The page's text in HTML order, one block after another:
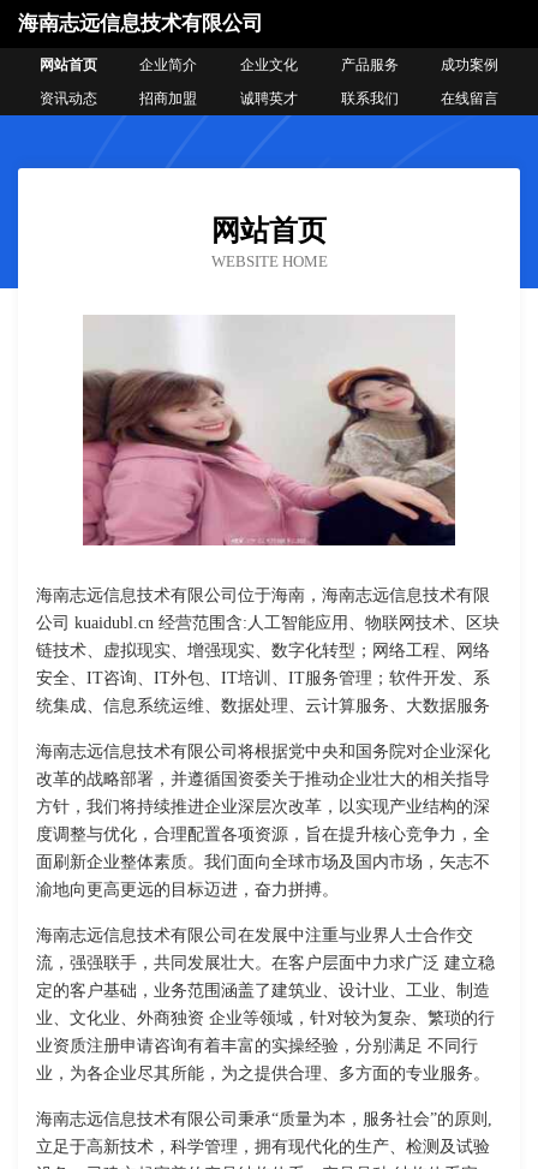
海南志远信息技术有限公司
网站首页 企业简介 企业文化 产品服务
成功案例
资讯动态
招商加盟 诚聘英才 联系我们 在线留言
网站首页
WEBSITE HOME
海南志远信息技术有限公司位于海南，海南志远信息技术有限
公司 kuaidubl.cn 经营范围含:人工智能应用、物联网技术、区块
链技术、虚拟现实、增强现实、数字化转型；网络工程、网络
安全、IT咨询、IT外包、IT培训、IT服务管理；软件开发、系
统集成、信息系统运维、数据处理、云计算服务、大数据服务
海南志远信息技术有限公司将根据党中央和国务院对企业深化
改革的战略部署，并遵循国资委关于推动企业壮大的相关指导
方针，我们将持续推进企业深层次改革，以实现产业结构的深
度调整与优化，合理配置各项资源，旨在提升核心竞争力，全
面刷新企业整体素质。我们面向全球市场及国内市场，矢志不
渝地向更高更远的目标迈进，奋力拼搏。
海南志远信息技术有限公司在发展中注重与业界人士合作交
流，强强联手，共同发展壮大。在客户层面中力求广泛 建立稳
定的客户基础，业务范围涵盖了建筑业、设计业、工业、制造
业、文化业、外商独资 企业等领域，针对较为复杂、繁琐的行
业资质注册申请咨询有着丰富的实操经验，分别满足 不同行
业，为各企业尽其所能，为之提供合理、多方面的专业服务。
海南志远信息技术有限公司秉承“质量为本，服务社会”的原则,
立足于高新技术，科学管理，拥有现代化的生产、检测及试验